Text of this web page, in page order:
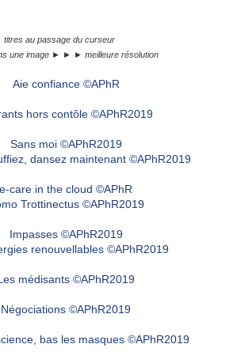
titres au passage du curseur
une image ► ► ► meilleure résolution